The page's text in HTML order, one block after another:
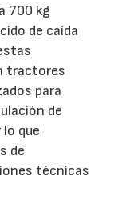
700 kg
de caída
tractores
para
de
que
de
técnicas